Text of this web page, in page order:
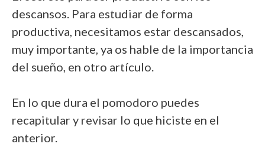
descansos. Para estudiar de forma
productiva, necesitamos estar descansados,
muy importante, ya os hable de la importancia
del sueño, en otro artículo.
En lo que dura el pomodoro puedes
recapitular y revisar lo que hiciste en el
anterior.